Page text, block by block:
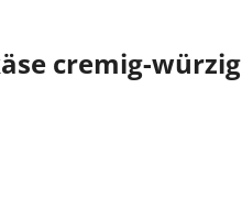
cremig-würzig